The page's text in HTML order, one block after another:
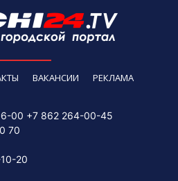
ВАКАНСИИ РЕКЛАМА
00 +7 862 264-00-45
70
20